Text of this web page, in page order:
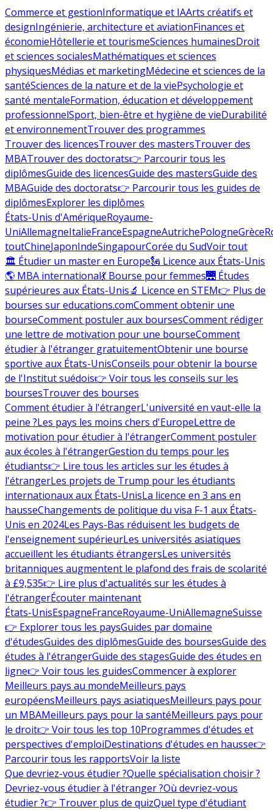
Commerce et gestionInformatique et IAArts créatifs et
designIngénierie, architecture et aviationFinances et
économieHôtellerie et tourismeSciences humainesDroit
et sciences socialesMathématiques et sciences
physiquesMédias et marketingMédecine et sciences de la
santéSciences de la nature et de la viePsychologie et
santé mentaleFormation, éducation et développement
professionnelSport, bien-être et hygiène de vieDurabilité
et environnementTrouver des programmes
Trouver des licencesTrouver des mastersTrouver des
MBATrouver des doctorats👉 Parcourir tous les
diplômesGuide des licencesGuide des mastersGuide des
MBAGuide des doctorats👉 Parcourir tous les guides de
diplômesExplorer les diplômes
États-Unis d'AmériqueRoyaume-
UniAllemagneItalieFranceEspagneAutrichePologneGrèce
toutChineJaponIndeSingapourCorée du SudVoir tout
🏛 Étudier un master en Europe🗽 Licence aux États-Unis
🌎 MBA international💃 Bourse pour femmes🌉 Études
supérieures aux États-Unis🔬 Licence en STEM👉 Plus de
bourses sur educations.comComment obtenir une
bourseComment postuler aux boursesComment rédiger
une lettre de motivation pour une bourseComment
étudier à l'étranger gratuitementObtenir une bourse
sportive aux États-UnisConseils pour obtenir la bourse
de l'Institut suédois👉 Voir tous les conseils sur les
boursesTrouver des bourses
Comment étudier à l'étrangerL'université en vaut-elle la
peine ?Les pays les moins chers d'EuropeLettre de
motivation pour étudier à l'étrangerComment postuler
aux écoles à l'étrangerGestion du temps pour les
étudiants👉 Lire tous les articles sur les études à
l'étrangerLes projets de Trump pour les étudiants
internationaux aux États-UnisLa licence en 3 ans en
hausseChangements de politique du visa F-1 aux États-
Unis en 2024Les Pays-Bas réduisent les budgets de
l'enseignement supérieurLes universités asiatiques
accueillent les étudiants étrangersLes universités
britanniques augmentent le plafond des frais de scolarité
à £9,535👉 Lire plus d'actualités sur les études à
l'étrangerÉcouter maintenant
États-UnisEspagneFranceRoyaume-UniAllemagneSuisse
👉 Explorer tous les paysGuides par domaine
d'étudesGuides des diplômesGuide des boursesGuide des
études à l'étrangerGuide des stagesGuide des études en
ligne👉 Voir tous les guidesCommencer à explorer
Meilleurs pays au mondeMeilleurs pays
européensMeilleurs pays asiatiquesMeilleurs pays pour
un MBAMeilleurs pays pour la santéMeilleurs pays pour
le droit👉 Voir tous les top 10Programmes d'études et
perspectives d'emploiDestinations d'études en hausse👉
Parcourir tous les rapportsVoir la liste
Que devriez-vous étudier ?Quelle spécialisation choisir ?
Devriez-vous étudier à l'étranger ?Où devriez-vous
étudier ?👉 Trouver plus de quizQuel type d'étudiant